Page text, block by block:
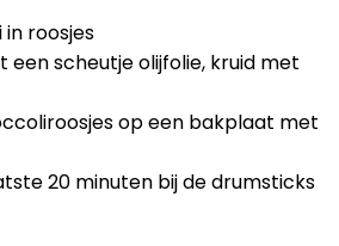
roosjes
een scheutje olijfolie, kruid met
op een bakplaat met
20 minuten bij de drumsticks